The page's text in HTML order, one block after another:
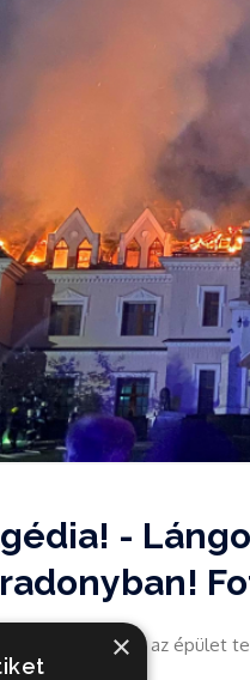
-
terjedelmében ég az épület
×